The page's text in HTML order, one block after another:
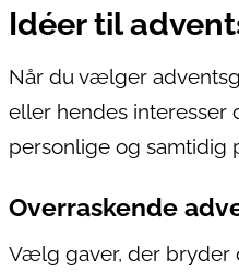
Idéer til
Når du vælger
eller hendes interesser
personlige og samtidig
Overraskende
Vælg gaver, der bryder